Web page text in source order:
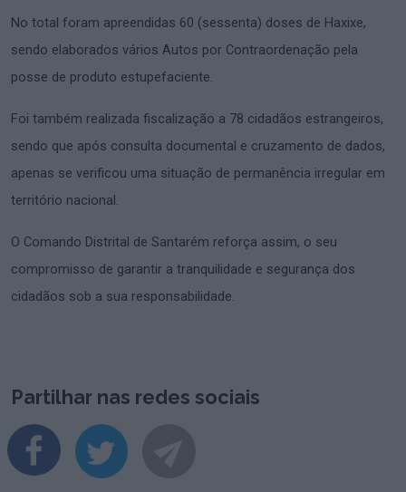
No total foram apreendidas 60 (sessenta) doses de Haxixe,
sendo elaborados vários Autos por Contraordenação pela
posse de produto estupefaciente.
Foi também realizada fiscalização a 78 cidadãos estrangeiros,
sendo que após consulta documental e cruzamento de dados,
apenas se verificou uma situação de permanência irregular em
território nacional.
O Comando Distrital de Santarém reforça assim, o seu
compromisso de garantir a tranquilidade e segurança dos
cidadãos sob a sua responsabilidade.
Partilhar nas redes sociais